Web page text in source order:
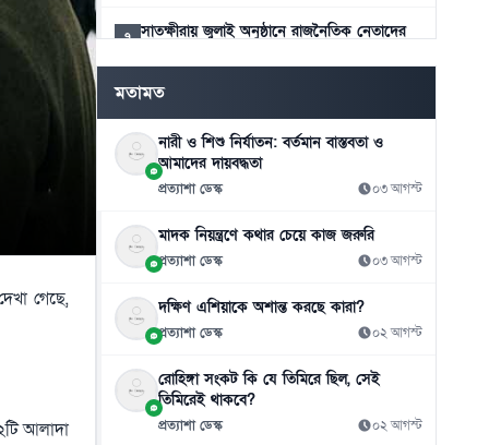
গেছে,
আলাদা
৭ সাতক্ষীরায় জুলাই অনুষ্ঠানে রাজনৈতিক নেতাদের
৮ শিক্ষককে গাছে বেঁধে নির্যাতনের ভিডিও ভাইরাল
০৫ আগস্ট
আমরা যেন জুলাইয়ের চেতনা হৃদয়ে ধারণ করতে
০৫ আগস্ট
১০
০৫ আগস্ট
১১
০৫ আগস্ট
দেশের ১০ জেলায় বন্যার আশঙ্কা
মতামত
নারী ও শিশু নির্যাতন: বর্তমান বাস্তবতা ও
আমাদের দায়বদ্ধতা
প্রত্যাশা ডেস্ক ০৩ আগস্ট
মাদক নিয়ন্ত্রণে কথার চেয়ে কাজ জরুরি
প্রত্যাশা ডেস্ক ০৩ আগস্ট
দক্ষিণ এশিয়াকে অশান্ত করছে কারা?
প্রত্যাশা ডেস্ক ০২ আগস্ট
রোহিঙ্গা সংকট কি যে তিমিরে ছিল, সেই
তিমিরেই থাকবে?
প্রত্যাশা ডেস্ক ০২ আগস্ট